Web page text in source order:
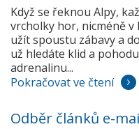
Když se řeknou Alpy,
vrcholky hor, nicméně v
užít spoustu zábavy a
už hledáte klid a
adrenalinu...
Pokračovat ve čtení
Odběr článků e-